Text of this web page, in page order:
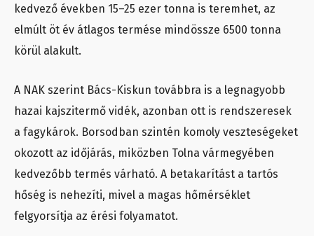
kedvező években 15–25 ezer tonna is teremhet, az
elmúlt öt év átlagos termése mindössze 6500 tonna
körül alakult.
A NAK szerint Bács-Kiskun továbbra is a legnagyobb
hazai kajszitermő vidék, azonban ott is rendszeresek
a fagykárok. Borsodban szintén komoly veszteségeket
okozott az időjárás, miközben Tolna vármegyében
kedvezőbb termés várható. A betakarítást a tartós
hőség is nehezíti, mivel a magas hőmérséklet
felgyorsítja az érési folyamatot.